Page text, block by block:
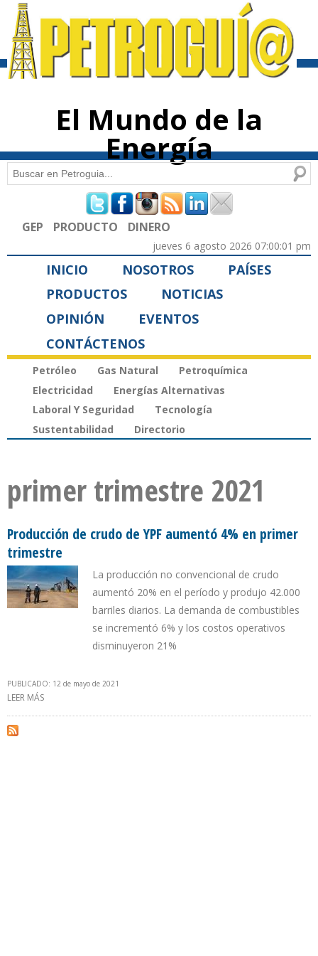
contenido
El Mundo de la
Energía
Formulario de búsqueda
Buscar
GEP PRODUCTO DINERO
jueves 6 agosto 2026 07:00:01 pm
INICIO NOSOTROS
PAÍSES
PRODUCTOS
NOTICIAS
OPINIÓN
EVENTOS
CONTÁCTENOS
Petróleo Gas Natural
Petroquímica
Electricidad
Energías Alternativas
Laboral Y Seguridad
Tecnología
Sustentabilidad
Directorio
primer trimestre 2021
Producción de crudo de YPF aumentó 4% en primer
trimestre
La producción no convencional de crudo
aumentó 20% en el período y produjo 42.000
barriles diarios. La demanda de combustibles
se incrementó 6% y los costos operativos
disminuyeron 21%
PUBLICADO: 12 de mayo de 2021
LEER MÁS